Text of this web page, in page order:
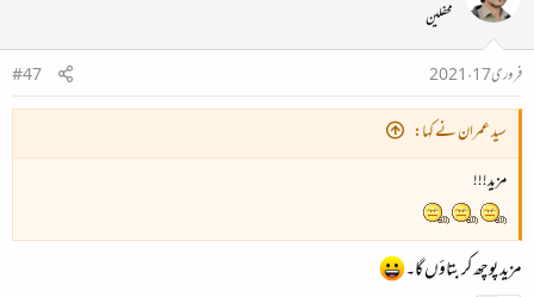
محفلین
فروری 17، 2021
#47
سید عمران نے کہا:
مزید!!!
مزید پوچھ کر بتاؤں گا۔